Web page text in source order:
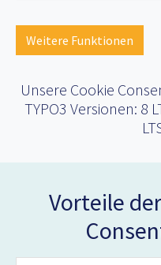
Weitere Funktionen
Unsere Cookie
TYPO3 Versionen: 8
Vorteile